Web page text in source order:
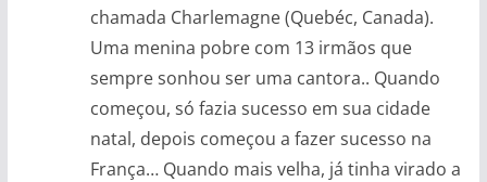
chamada Charlemagne (Quebéc, Canada).
Uma menina pobre com 13 irmãos que
sempre sonhou ser uma cantora.. Quando
começou, só fazia sucesso em sua cidade
natal, depois começou a fazer sucesso na
França… Quando mais velha, já tinha virado a